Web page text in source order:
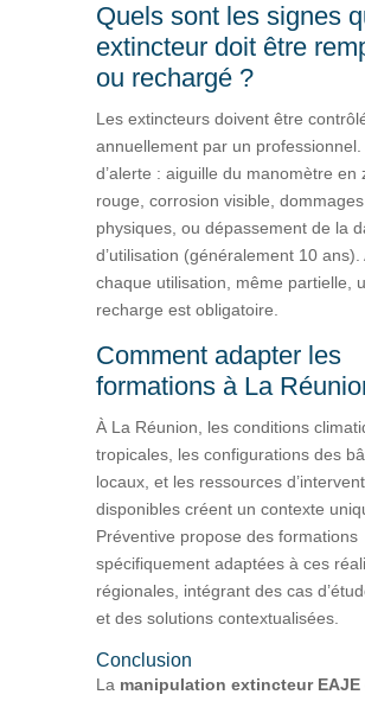
Quels sont les signes
extincteur doit être
ou rechargé ?
Les extincteurs doivent être
annuellement par un professionnel.
d’alerte : aiguille du manomètre en
rouge, corrosion visible, dommages
physiques, ou dépassement de la
d’utilisation (généralement 10 ans).
chaque utilisation, même partielle,
recharge est obligatoire.
Comment adapter les
formations à La
À La Réunion, les conditions
tropicales, les configurations des
locaux, et les ressources
disponibles créent un contexte
Préventive propose des formations
spécifiquement adaptées à ces
régionales, intégrant des cas
et des solutions contextualisées.
Conclusion
La manipulation extincteur EAJE